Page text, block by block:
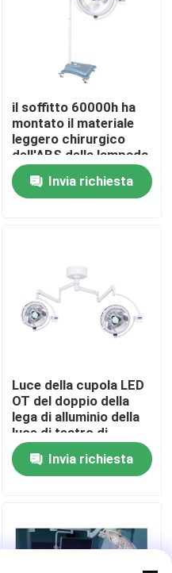
il soffitto 60000h ha
montato il materiale
leggero chirurgico
dell'ABS della lampada
dell'operazione di
5000K LEDInvia richiesta
Luce della cupola LED
OT del doppio della
lega di alluminio della
luce di teatro di
operazione LED700
AC240VInvia richiesta